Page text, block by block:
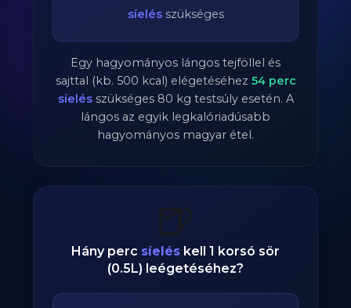
síelésszükséges
Egy hagyományos lángos tejföllel és
sajttal (kb. 500 kcal) elégetéséhez 54perc
síelésszükséges 80 kg testsúly esetén. A
lángos az egyik legkalóriadúsabb
hagyományos magyar étel.
🍺
Hány perc síelés kell 1 korsó sör
(0.5L) leégetéséhez?